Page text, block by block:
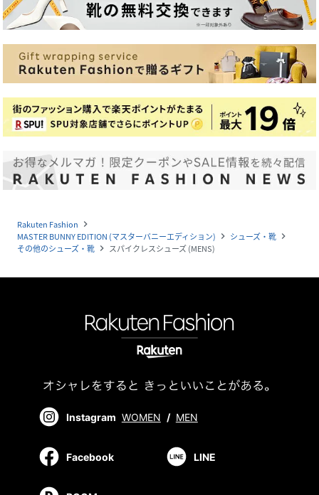
Rakuten Fashion navigate_next
MASTER BUNNY EDITION (マスターバニーエディション) navigate_next シューズ・靴 navigate_next
その他のシューズ・靴 navigate_next スパイクレスシューズ (MENS)
Instagram WOMEN / MEN
Facebook LINE